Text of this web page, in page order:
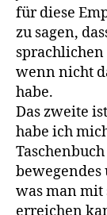
für diese
zu sagen,
sprachlichen
wenn nicht
habe.
Das zweite
habe ich
bewegendes
was man mit
erreichen